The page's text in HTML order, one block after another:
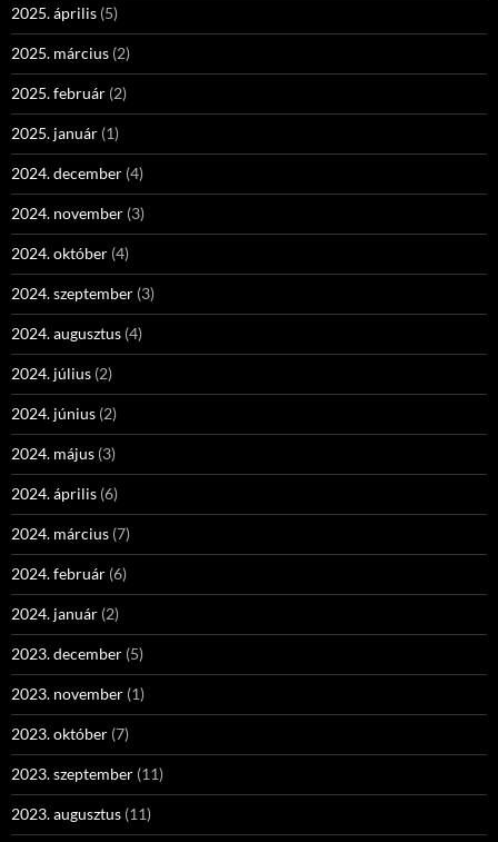
2025. április (5)
2025. március (2)
2025. február (2)
2025. január (1)
2024. december (4)
2024. november (3)
2024. október (4)
2024. szeptember (3)
2024. augusztus (4)
2024. július (2)
2024. június (2)
2024. május (3)
2024. április (6)
2024. március (7)
2024. február (6)
2024. január (2)
2023. december (5)
2023. november (1)
2023. október (7)
2023. szeptember (11)
2023. augusztus (11)